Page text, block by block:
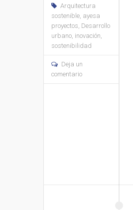
Arquitectura
sostenible, ayesa
proyectos, Desarrollo
urbano, inovación,
sostenibilidad
Deja un
comentario